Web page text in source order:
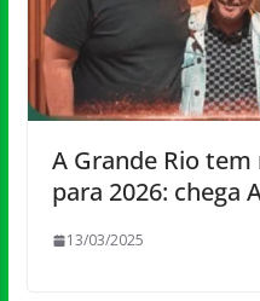
A Grande Rio
para 2026: chega
13/03/2025